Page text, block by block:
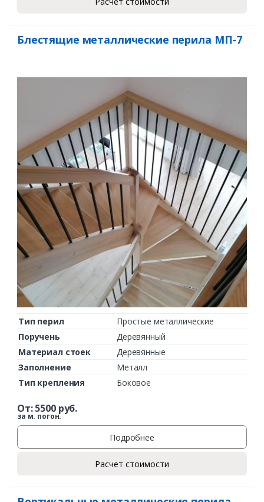
Блестящие металлические перила МП-7
Тип перил
Простые металлические
Поручень
Деревянный
Материал стоек
Деревянные
Заполнение
Металл
Тип крепления
Боковое
От:5500руб.
за м. погон.
Подробнее
Расчет стоимости